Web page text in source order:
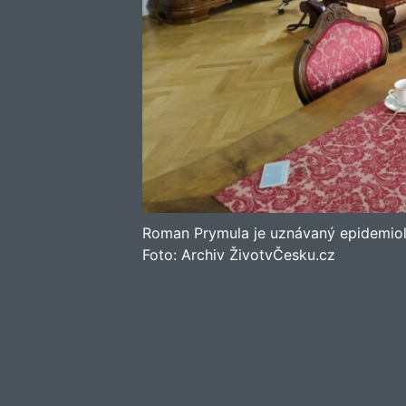
Roman Prymula je uznávaný
Foto: Archiv ŽivotvČesku.cz